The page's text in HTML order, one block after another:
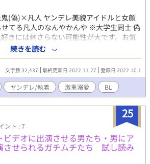
(偽)×凡人 ヤンデレ美貌アイドルと女顔
てる凡人のなんやかんや ※大学生同士 偽
きには刺さらない可能性が大です。お気
由は中身にて判明しよります 【 ご注意 】
更 一夜の過ちからはじまる〜妹の推しと
オレの（楽しくもない）日々〜→一夜の過
しとつき合うようになったオレの日々〜
用に書き始めました！(完結は全然間に
！) 2023.10.18 『第11回BL小説大賞』に
た！リベンジやで！『第11回BL小説大
たいですね！ ！女性が出てきます ！更新
かつ23時に予約投稿) Start：2022.10.01/
続きを読む
文字数 32,437 最終更新日 2022.11.27 登録日 2022.10.1
ヤンデレ/執着 激重溺愛 BL
25
ント : 7
デオに出演させる男たち・男にア
させられるガチムチたち 試し読み